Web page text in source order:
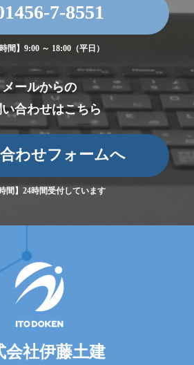
7-8551
時間】9:00 ～ 18:00（平日）
メールからの
合わせはこちら
わせフォームへ
間】24時間受付しています
会社伊藤土建